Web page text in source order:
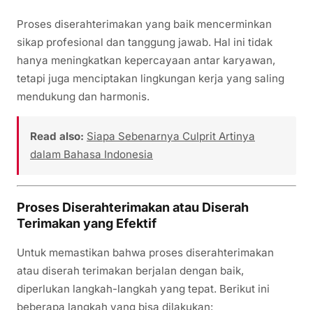
Proses diserahterimakan yang baik mencerminkan
sikap profesional dan tanggung jawab. Hal ini tidak
hanya meningkatkan kepercayaan antar karyawan,
tetapi juga menciptakan lingkungan kerja yang saling
mendukung dan harmonis.
Read also: Siapa Sebenarnya Culprit Artinya
dalam Bahasa Indonesia
Proses Diserahterimakan atau Diserah
Terimakan yang Efektif
Untuk memastikan bahwa proses diserahterimakan
atau diserah terimakan berjalan dengan baik,
diperlukan langkah-langkah yang tepat. Berikut ini
beberapa langkah yang bisa dilakukan: